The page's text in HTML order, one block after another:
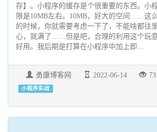
存】。小程序的缓存是个很重要的东西。小
限是10MB左右。10MB，好大的空间……这
的时候，你就需要考虑一下了，不能啥都往
心，就满了……但是吧，合理的利用这个玩
好用。我后期是打算在小程序中加上即...
勇康博客网 2022-06-14
小程序实战